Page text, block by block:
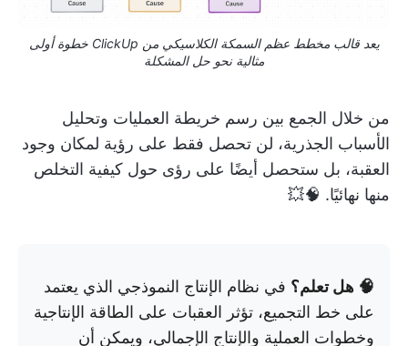
يعد قالب مخطط عظم السمكة الكلاسيكي من ClickUp خطوة أولى
مثالية نحو حل المشكلة
من خلال الجمع بين رسم خريطة العمليات وتحليل
الأسباب الجذرية، لن تحصل فقط على رؤية لمكان وجود
العقبة، بل ستحصل أيضًا على رؤى حول كيفية التخلص
منها نهائيًا. 🧠💥
🧠 هل تعلم؟ في نظام الإنتاج النموذجي الذي يعتمد
على خط التجميع، تؤثر العقبات على الطاقة الإنتاجية
وخطوات العملية والإنتاج الإجمالي، ويمكن أن